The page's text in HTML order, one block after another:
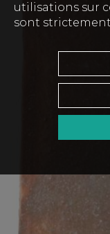
utilisations sur
sont